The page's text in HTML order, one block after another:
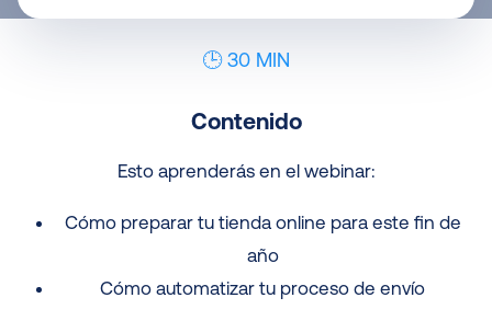
🕒 30 MIN
Contenido
Esto aprenderás en el webinar:
Cómo preparar tu tienda online para este fin de
año
Cómo automatizar tu proceso de envío